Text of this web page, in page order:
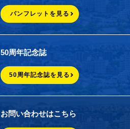
パンフレットを見る
50周年記念誌
50周年記念誌を見る
お問い合わせはこちら